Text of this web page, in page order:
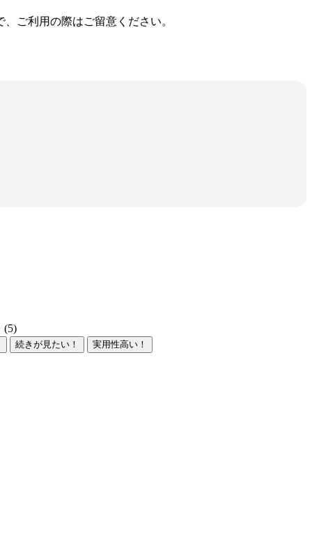
ご利用の際はご留意ください。
(5)
続きが見たい！ 実用性高い！